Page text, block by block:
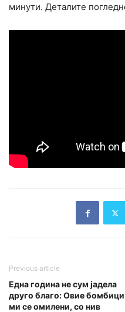
минути. Деталите
Previous article
Една година не сум јадела
друго благо: Овие бомбици
ми се омилени, со нив